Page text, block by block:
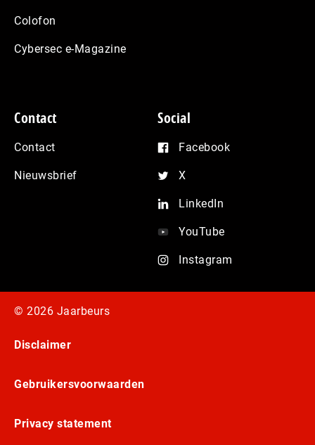
Colofon
Cybersec e-Magazine
Contact
Contact
Nieuwsbrief
Social
Facebook
X
LinkedIn
YouTube
Instagram
© 2026 Jaarbeurs
Disclaimer
Gebruikersvoorwaarden
Privacy statement